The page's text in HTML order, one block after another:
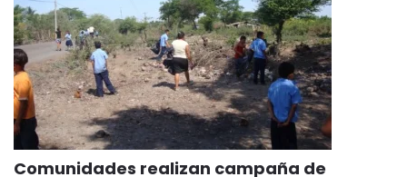
Comunidades realizan campaña de